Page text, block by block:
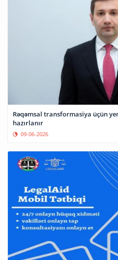
Rəqəmsal transformasiya üçün
hazırlanır
09-06-2026